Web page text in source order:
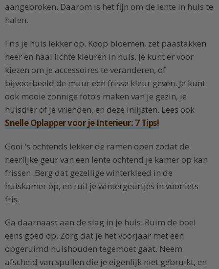
aangebroken. Daarom is het fijn om de lente in huis te
halen.
Fris je huis lekker op. Koop bloemen, zet paastakken
neer en haal lichte kleuren in huis. Je kunt er voor
kiezen om je accessoires te veranderen, of
bijvoorbeeld de muur een frisse kleur geven. Je kunt
ook mooie zonnige foto’s maken van je gezin, je
huisdier of je vrienden, en deze inlijsten. Lees ook
Snelle Oplapper voor je Interieur: 7 Tips!
Gooi ‘s ochtends lekker de ramen open zodat de
heerlijke geur van een lente ochtend je kamer op kan
frissen. Berg dat gezellige winterkleed in de
huiskamer op, en ruil je wintergeurtjes in voor iets
fris.
Ga daarnaast aan de slag in je huis. Ruim de boel
eens goed op. Zorg dat je het voorjaar met een
opgeruimd huishouden tegemoet gaat. Neem
afscheid van spullen die je eigenlijk niet gebruikt, en